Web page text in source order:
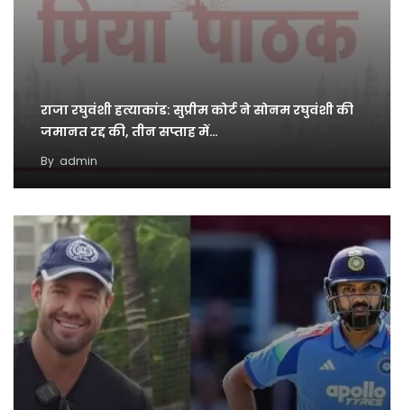
राजा रघुवंशी हत्याकांड: सुप्रीम कोर्ट ने सोनम रघुवंशी की
जमानत रद्द की, तीन सप्ताह में…
By admin